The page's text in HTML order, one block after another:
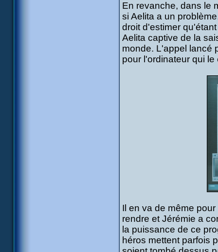
En revanche, dans le
si Aelita a un
droit d'estimer
Aelita captive de la
monde. L'appel lancé
pour l'ordinateur qui le
Il en va de même
rendre et Jérémie a
la puissance de ce
héros mettent parfois